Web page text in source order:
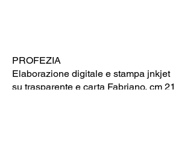
PROFEZIA
Elaborazione digitale e stampa jnkjet
su trasparente e carta Fabriano, cm 21